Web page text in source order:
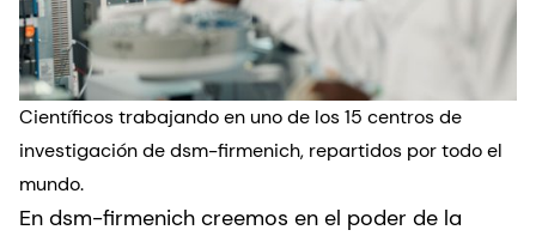
Científicos trabajando en uno de los 15 centros de
investigación de dsm-firmenich, repartidos por todo el
mundo.
En dsm-firmenich creemos en el poder de la